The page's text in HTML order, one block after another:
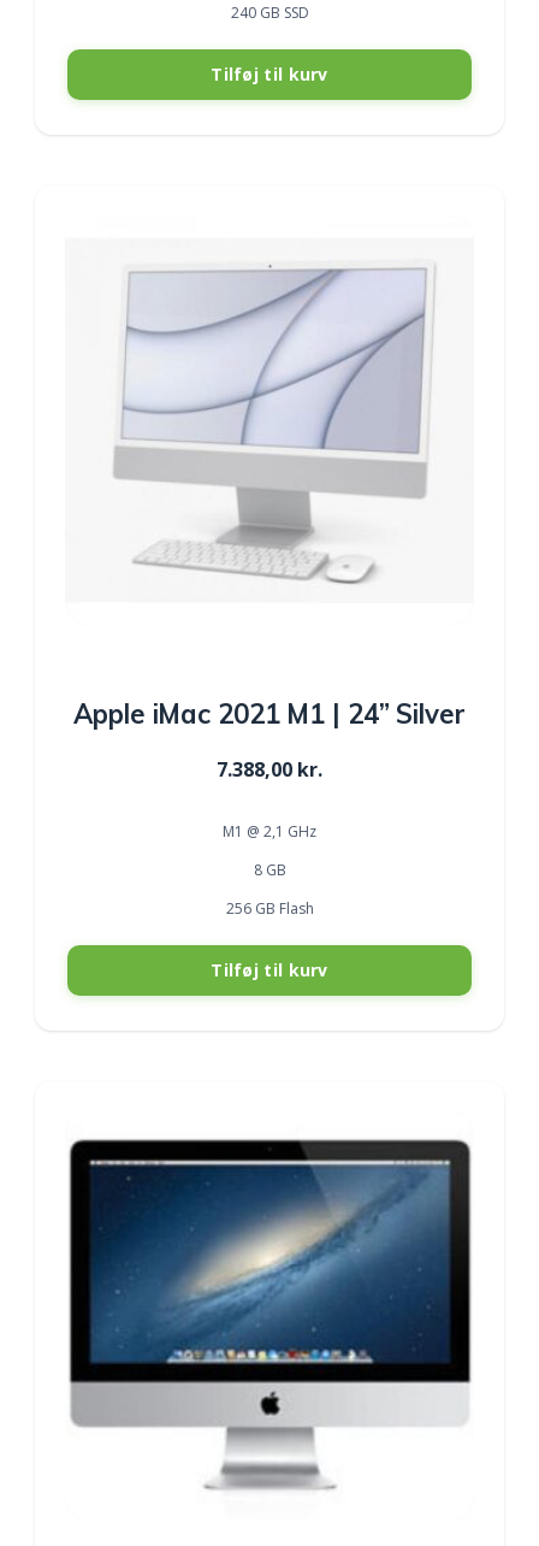
240 GB SSD
Tilføj til kurv
Apple iMac 2021 M1 | 24” Silver
7.388,00 kr.
M1 @ 2,1 GHz
8 GB
256 GB Flash
Tilføj til kurv